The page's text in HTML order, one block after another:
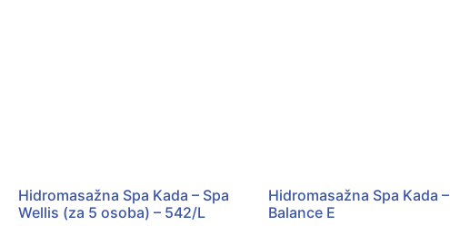
Hidromasažna Spa Kada – Spa
Wellis (za 5 osoba) – 542/L
Hidromasažna Spa Kada –
Balance E